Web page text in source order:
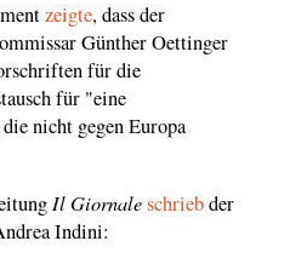
zeigte, dass der
Günther Oettinger
für die
für "eine
nicht gegen Europa
Il Giornaleschriebder
Indini: